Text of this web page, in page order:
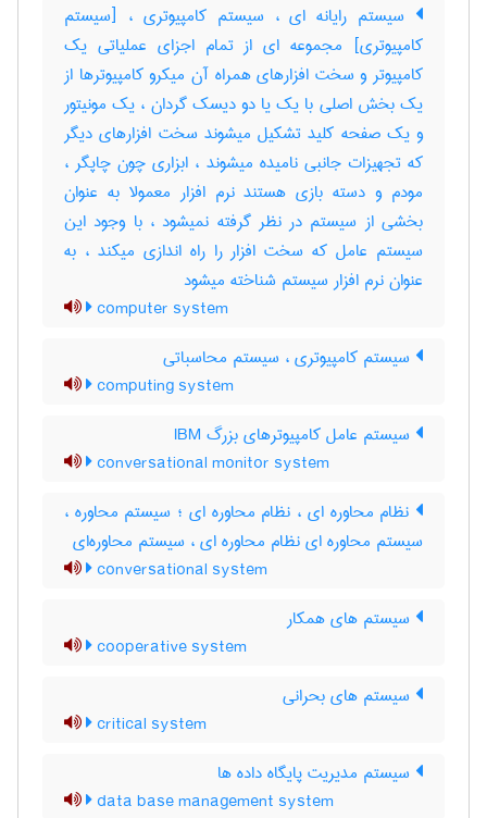
سیستم رایانه ای ، سیستم کامپیوتری ، [سیستم
کامپیوتری] مجموعه ای از تمام اجزای عملیاتی یک
کامپیوتر و سخت افزارهای همراه آن میکرو کامپیوترها از
یک بخش اصلی با یک یا دو دیسک گردان ، یک مونیتور
و یک صفحه کلید تشکیل میشوند سخت افزارهای دیگر
که تجهیزات جانبی نامیده میشوند ، ابزاری چون چاپگر ،
مودم و دسته بازی هستند نرم افزار معمولا به عنوان
بخشی از سیستم در نظر گرفته نمیشود ، با وجود این
سیستم عامل که سخت افزار را راه اندازی میکند ، به
عنوان نرم افزار سیستم شناخته میشود
computer system
سیستم کامپیوتری ، سیستم محاسباتی
computing system
سیستم عامل کامپیوترهای بزرگ IBM
conversational monitor system
نظام محاوره ای ، نظام محاوره ای ؛ سیستم محاوره ،
سیستم محاوره ای نظام محاوره ای ، سیستم محاوره‌ای
conversational system
سیستم های همکار
cooperative system
سیستم های بحرانی
critical system
سیستم مدیریت پایگاه داده ها
data base management system